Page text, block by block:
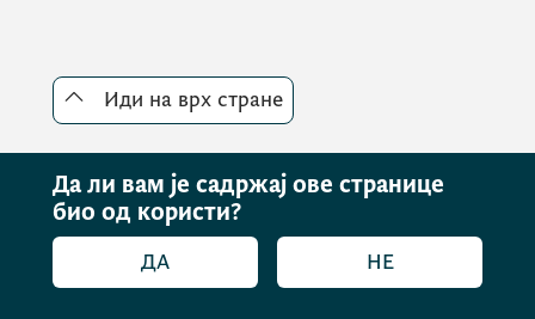
Извјештај о спроведеним јавним
консутацијама о Нацрту секторске анализе
за област заштита лица са инвалидитетом
можете преузети ОВДЈЕ.
Иди на врх стране
Да ли вам је садржај ове странице
био од користи?
ДА НЕ